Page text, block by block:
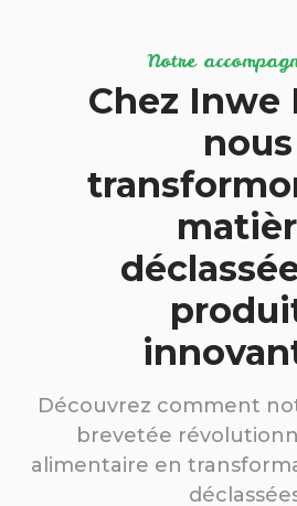
Notre
Chez Inwe
nous
Découvrez comment
brevetée
alimentaire en